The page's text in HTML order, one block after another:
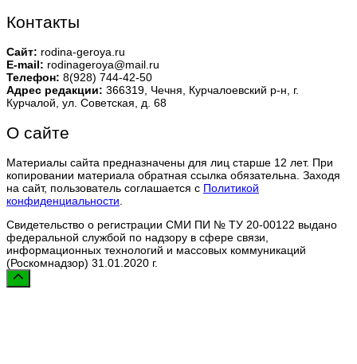
Контакты
Сайт: rodina-geroya.ru
E-mail: rodinageroya@mail.ru
Телефон: 8(928) 744-42-50
Адрес редакции: 366319, Чечня, Курчалоевский р-н, г.
Курчалой, ул. Советская, д. 68
О сайте
Материалы сайта предназначены для лиц старше 12 лет. При
копировании материала обратная ссылка обязательна. Заходя
на сайт, пользователь соглашается с Политикой
конфиденциальности